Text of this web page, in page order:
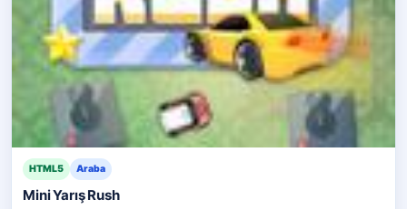
HTML5 Araba
Mini Yarış Rush